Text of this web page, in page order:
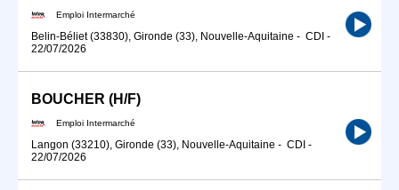
Emploi Intermarché
Belin-Béliet (33830), Gironde (33), Nouvelle-Aquitaine - CDI -
22/07/2026
BOUCHER (H/F)
Emploi Intermarché
Langon (33210), Gironde (33), Nouvelle-Aquitaine - CDI -
22/07/2026